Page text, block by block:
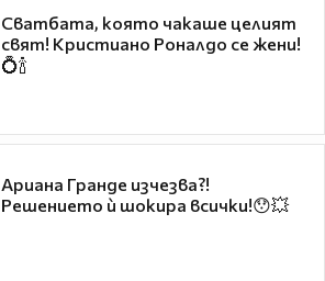
Сватбата, която чакаше целият
свят! Кристиано Роналдо се жени!
💍🍾
Ариана Гранде изчезва?!
Решението ѝ шокира всички!😯💥